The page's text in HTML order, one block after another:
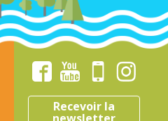
Recevoir la
newsletter